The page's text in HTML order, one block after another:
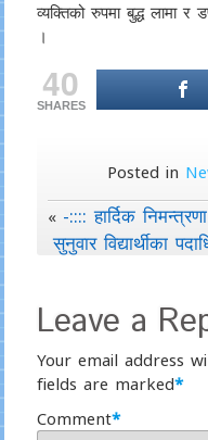
व्यक्तिको रुपमा बुद्ध लामा र
।
40
SHARES
Posted in
« -:::: हार्दिक
सुनुवार विद्यार्थीका
Leave a
Your email address
fields are marked*
Comment*